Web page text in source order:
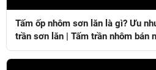
Tấm ốp nhôm sơn lăn là gì? Ưu
trần sơn lăn | Tấm trần nhôm bán